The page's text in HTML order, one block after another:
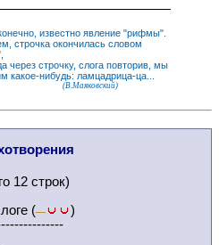
известно явление "рифмы".
строчка окончилась словом
через строчку, слога повторив, мы
какое-нибудь: ламцадрица-ца...
(В.Маяковский)
12 строк)
(—
)